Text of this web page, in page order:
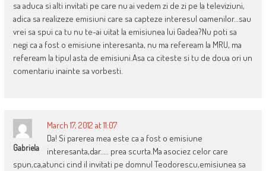
sa aduca si alti invitati pe care nu ai vedem zi de zi pe la televiziuni,
adica sa realizeze emisiuni care sa capteze interesul oamenilor…sau
vrei sa spui ca tu nu te-ai uitat la emisiunea lui Gadea?Nu poti sa
negi ca a fost o emisiune interesanta, nu ma refeream la MRU, ma
refeream la tipul asta de emisiuni.Asa ca citeste si tu de doua ori un
comentariu inainte sa vorbesti.
Gabriela
March 17, 2012 at 11:07
Da! Si parerea mea este ca a fost o emisiune
interesanta,dar….. prea scurta.Ma asociez celor care
spun,ca,atunci cind il invitati pe domnul Teodorescu,emisiunea sa